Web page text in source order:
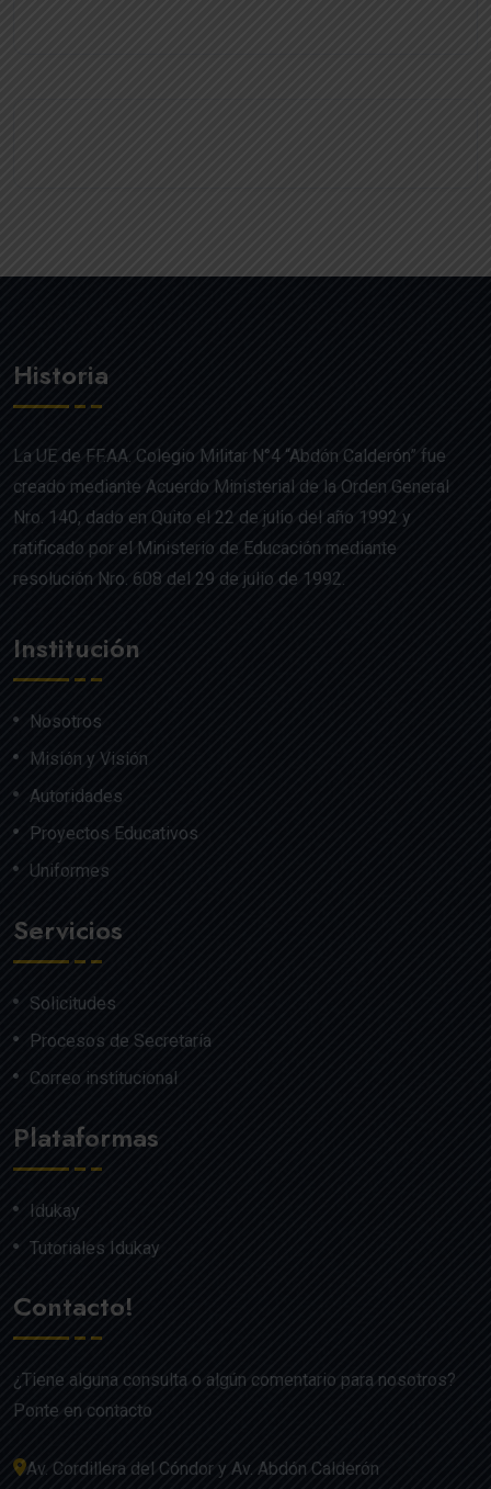
Historia
La UE de FF.AA. Colegio Militar N°4 “Abdón Calderón” fue
creado mediante Acuerdo Ministerial de la Orden General
Nro. 140, dado en Quito el 22 de julio del año 1992 y
ratificado por el Ministerio de Educación mediante
resolución Nro. 608 del 29 de julio de 1992.
Institución
Nosotros
Misión y Visión
Autoridades
Proyectos Educativos
Uniformes
Servicios
Solicitudes
Procesos de Secretaría
Correo institucional
Plataformas
Idukay
Tutoriales Idukay
Contacto!
¿Tiene alguna consulta o algún comentario para nosotros?
Ponte en contacto
Av. Cordillera del Cóndor y Av. Abdón Calderón